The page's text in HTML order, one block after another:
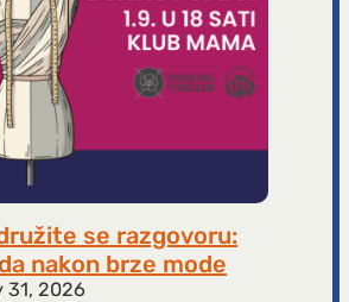
se razgovoru:
nakon brze mode
31, 2026